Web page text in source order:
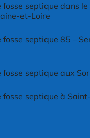
septique dans le
et-Loire
septique 85 –
septique aux
fosse septique à